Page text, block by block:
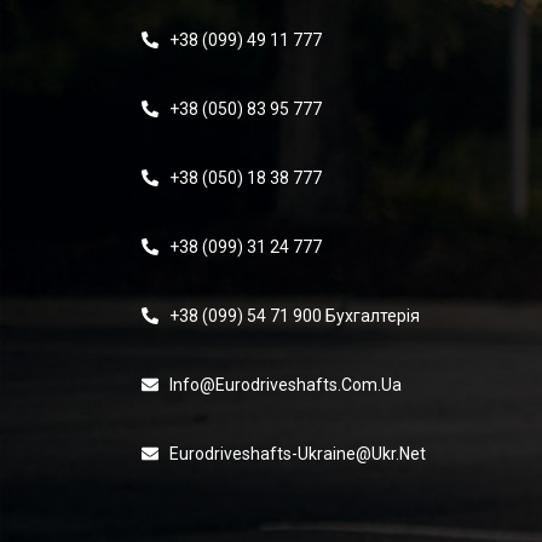
+38 (099) 49 11 777
+38 (050) 83 95 777
+38 (050) 18 38 777
+38 (099) 31 24 777
+38 (099) 54 71 900 Бухгалтерія
Info@eurodriveshafts.com.ua
Eurodriveshafts-Ukraine@ukr.net